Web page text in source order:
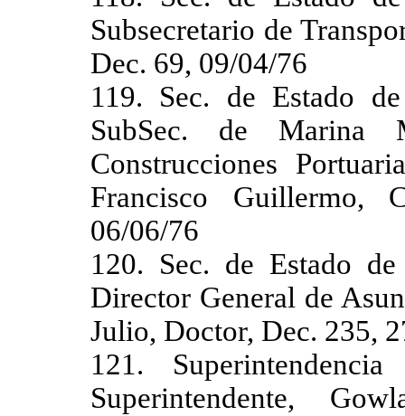
Subsecretario de
Dec. 69, 09/04/76
119. Sec. de Estado
SubSec. de Marina
Construcciones
Francisco Guillermo,
06/06/76
120. Sec. de Estado
Director General de
Julio, Doctor, Dec. 235,
121.
Superintendente,